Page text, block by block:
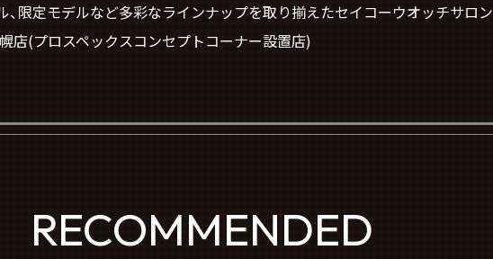
限定モデルなど多彩なラインナップを取り揃えたセイコーウオッチサロン
店(プロスペックスコンセプトコーナー設置店)
RECOMMENDED